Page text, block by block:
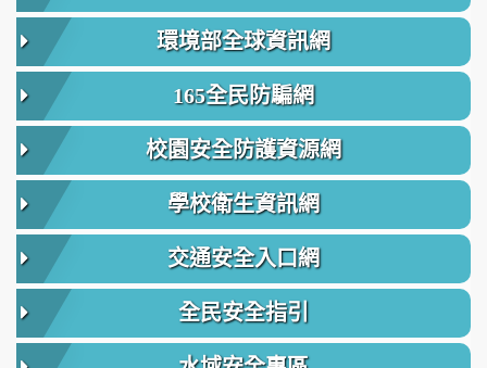
環境部全球資訊網
165全民防騙網
校園安全防護資源網
學校衛生資訊網
交通安全入口網
全民安全指引